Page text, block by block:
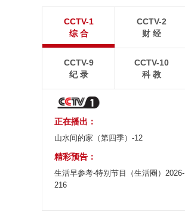
8月7日，贵州省毕节市大方县奢香古镇梯田音乐会在
宛如“大地指纹”般的环形梯田上演。
CCTV-1
综 合
CCTV-2
财 经
CCTV-9
纪 录
CCTV-10
科 教
正在播出：
山水间的家（第四季）-12
精彩预告：
生活早参考-特别节目（生活圈）2026-
216